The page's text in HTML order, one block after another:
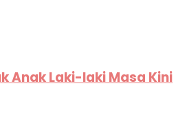
Anak Laki-laki Masa Kini